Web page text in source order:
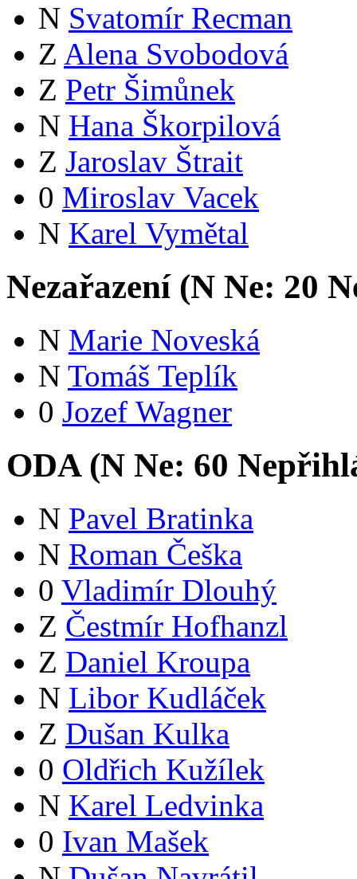
N Svatomír Recman
Z Alena Svobodová
Z Petr Šimůnek
N Hana Škorpilová
Z Jaroslav Štrait
0 Miroslav Vacek
N Karel Vymětal
Nezařazení (N Ne: 20
N Marie Noveská
N Tomáš Teplík
0 Jozef Wagner
ODA (N Ne: 60
N Pavel Bratinka
N Roman Češka
0 Vladimír Dlouhý
Z Čestmír Hofhanzl
Z Daniel Kroupa
N Libor Kudláček
Z Dušan Kulka
0 Oldřich Kužílek
N Karel Ledvinka
0 Ivan Mašek